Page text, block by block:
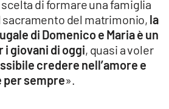
di formare una famiglia
sacramento del matrimonio, la
di Domenico e Maria è un
giovani di oggi, quasi a voler
credere nell’amore e
per sempre».